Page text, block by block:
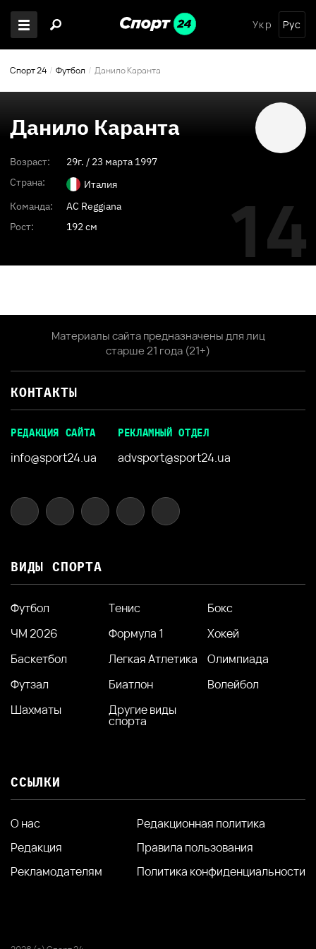
Укр Рус
Спорт 24 Футбол Данило Каранта
Данило Каранта
Возраст: 29г. / 23 марта 1997
Страна:
Италия
Команда:
AC Reggiana
Рост:
192 см 14
Материалы сайта предназначены для лиц
старше 21 года (21+)
КОНТАКТЫ
РЕДАКЦИЯ САЙТА
info@sport24.ua
РЕКЛАМНЫЙ ОТДЕЛ
advsport@sport24.ua
ВИДЫ СПОРТА
Футбол Тенис
Бокс
ЧМ 2026
Формула 1
Хокей
Баскетбол
Легкая Атлетика
Олимпиада
Футзал
Биатлон
Волейбол
Шахматы
Другие виды
спорта
ССЫЛКИ
О нас
Редакция
Рекламодателям
Редакционная политика
Правила пользования
Политика конфиденциальности